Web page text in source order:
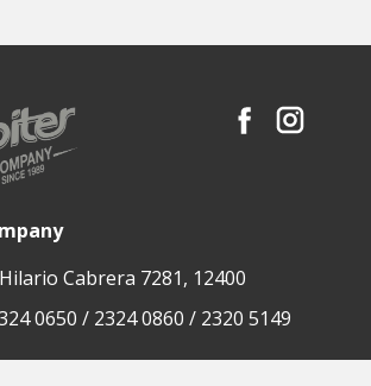
Cabrera 7281, 12400
0650 / 2324 0860 / 2320 5149